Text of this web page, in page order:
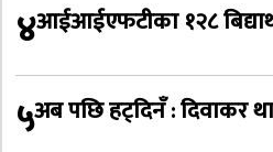
४आईआईएफटीका १२८
५अब पछि हट्दिनँ : दिवाकर